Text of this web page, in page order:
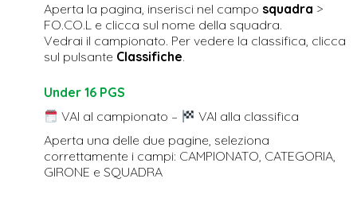
Aperta la pagina, inserisci nel campo squadra >
FO.CO.L e clicca sul nome della squadra.
Vedrai il campionato. Per vedere la classifica, clicca
sul pulsante Classifiche.
Under 16 PGS
VAI al campionato –
VAI alla classifica
Aperta una delle due pagine, seleziona
correttamente i campi: CAMPIONATO, CATEGORIA,
GIRONE e SQUADRA